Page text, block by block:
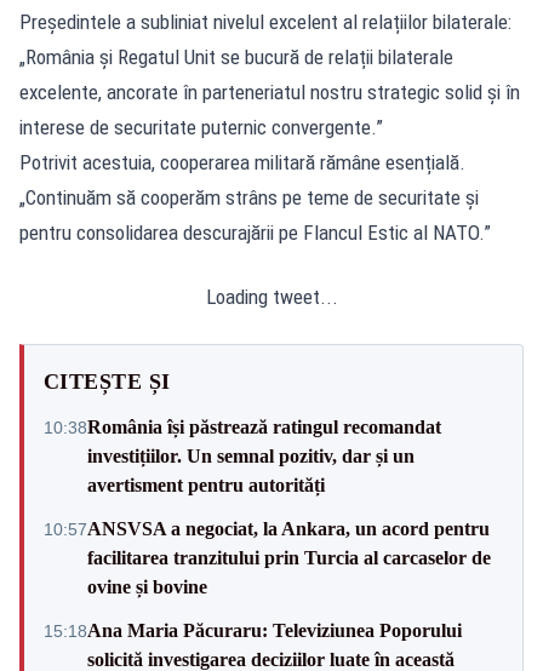
Președintele a subliniat nivelul excelent al relațiilor bilaterale:
„România și Regatul Unit se bucură de relații bilaterale
excelente, ancorate în parteneriatul nostru strategic solid și în
interese de securitate puternic convergente.”
Potrivit acestuia, cooperarea militară rămâne esențială.
„Continuăm să cooperăm strâns pe teme de securitate și
pentru consolidarea descurajării pe Flancul Estic al NATO.”
Loading tweet...
CITEȘTE ȘI
10:38România își păstrează ratingul recomandat
investițiilor. Un semnal pozitiv, dar și un
avertisment pentru autorități
10:57ANSVSA a negociat, la Ankara, un acord pentru
facilitarea tranzitului prin Turcia al carcaselor de
ovine și bovine
15:18Ana Maria Păcuraru: Televiziunea Poporului
solicită investigarea deciziilor luate în această